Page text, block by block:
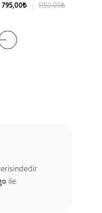
795,00₺ 1150.00₺
ile